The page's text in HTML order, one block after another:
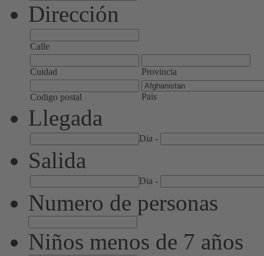
Dirección
Calle
Cuidad Provincia
Codigo postal Pais
Llegada
Dia -
Salida
Dia -
Numero de personas
Niños menos de 7 años